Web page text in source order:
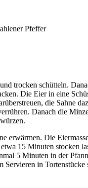
Pfeffer
trocken schütteln.
Die Eier in eine
die Sahne
Danach die
erwärmen. Die
15 Minuten stocken
5 Minuten in der
Servieren in Tortenstücke